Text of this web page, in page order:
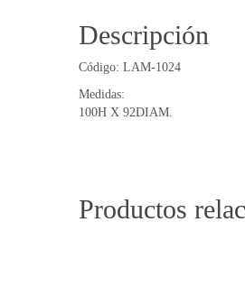
Descripción
Código: LAM-1024
Medidas:
100H X 92DIAM.
Productos